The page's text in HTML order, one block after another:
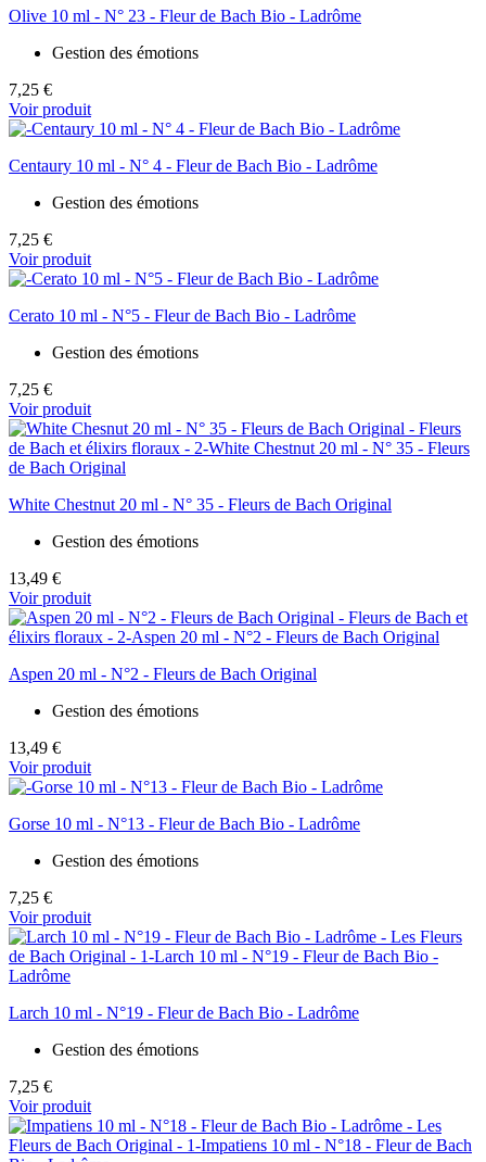
Olive 10 ml - N° 23 - Fleur de Bach Bio - Ladrôme
Gestion des émotions
7,25 €
Voir produit
Centaury 10 ml - N° 4 - Fleur de Bach Bio - Ladrôme
Gestion des émotions
7,25 €
Voir produit
Cerato 10 ml - N°5 - Fleur de Bach Bio - Ladrôme
Gestion des émotions
7,25 €
Voir produit
White Chestnut 20 ml - N° 35 - Fleurs de Bach Original
Gestion des émotions
13,49 €
Voir produit
Aspen 20 ml - N°2 - Fleurs de Bach Original
Gestion des émotions
13,49 €
Voir produit
Gorse 10 ml - N°13 - Fleur de Bach Bio - Ladrôme
Gestion des émotions
7,25 €
Voir produit
Larch 10 ml - N°19 - Fleur de Bach Bio - Ladrôme
Gestion des émotions
7,25 €
Voir produit